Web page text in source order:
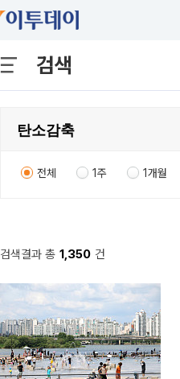
검색
전체 1주 1개월
검색결과 총 1,350 건